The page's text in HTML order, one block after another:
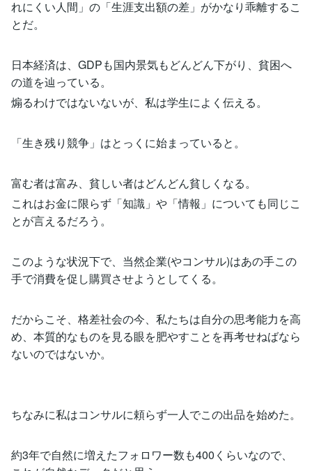
れにくい人間」の「生涯支出額の差」がかなり乖離するこ
とだ。
日本経済は、GDPも国内景気もどんどん下がり、貧困へ
の道を辿っている。
煽るわけではないないが、私は学生によく伝える。
「生き残り競争」はとっくに始まっていると。
富む者は富み、貧しい者はどんどん貧しくなる。
これはお金に限らず「知識」や「情報」についても同じこ
とが言えるだろう。
このような状況下で、当然企業(やコンサル)はあの手この
手で消費を促し購買させようとしてくる。
だからこそ、格差社会の今、私たちは自分の思考能力を高
め、本質的なものを見る眼を肥やすことを再考せねばなら
ないのではないか。
ちなみに私はコンサルに頼らず一人でこの出品を始めた。
約3年で自然に増えたフォロワー数も400くらいなので、